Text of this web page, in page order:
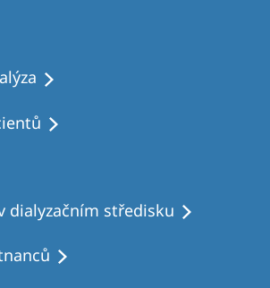
dialyzačním středisku